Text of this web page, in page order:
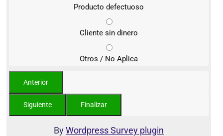
Producto defectuoso
Cliente sin dinero
Otros / No Aplica
ByWordpress Survey plugin